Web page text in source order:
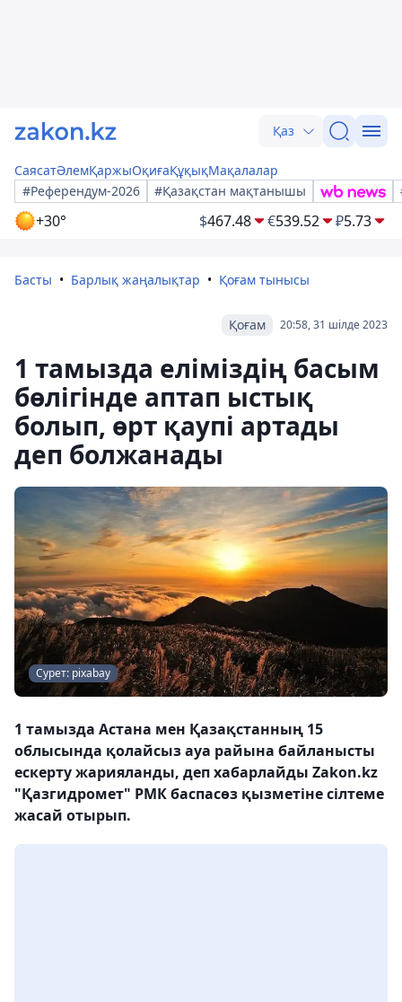
Қаз
СаясатӘлемҚаржыОқиғаҚұқықМақалалар
#Референдум-2026
#Қазақстан мақтанышы
+30° $467.48 €539.52 ₽5.73
Басты Барлық жаңалықтар Қоғам тынысы
20:58, 31 шілде 2023
Қоғам
1 тамызда еліміздің басым
бөлігінде аптап ыстық
болып, өрт қаупі артады
деп болжанады
Сурет: pixabay
1 тамызда Астана мен Қазақстанның 15
облысында қолайсыз ауа райына байланысты
ескерту жарияланды, деп хабарлайды Zakon.kz
"Қазгидромет" РМК баспасөз қызметіне сілтеме
жасай отырып.